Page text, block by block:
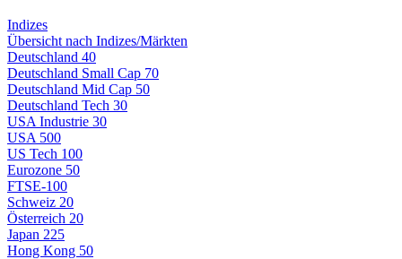
Indizes
Übersicht nach Indizes/Märkten
Deutschland 40
Deutschland Small Cap 70
Deutschland Mid Cap 50
Deutschland Tech 30
USA Industrie 30
USA 500
US Tech 100
Eurozone 50
FTSE-100
Schweiz 20
Österreich 20
Japan 225
Hong Kong 50